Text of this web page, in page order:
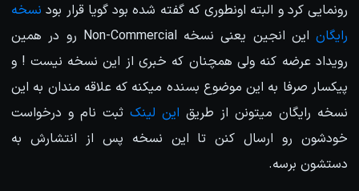
رونمایی کرد و البته اونطوری که گفته شده بود گویا قرار بود نسخه
رایگان
این انجین یعنی نسخه Non-Commercial رو در همین
رویداد عرضه کنه ولی همچنان که خبری از این نسخه نیست ! و
پیکسار صرفا به این موضوع بسنده میکنه که علاقه مندان به این
نسخه رایگان میتونن از طریق این لینک ثبت نام و درخواست
خودشون رو ارسال کنن تا این نسخه پس از انتشارش به
دستشون برسه.